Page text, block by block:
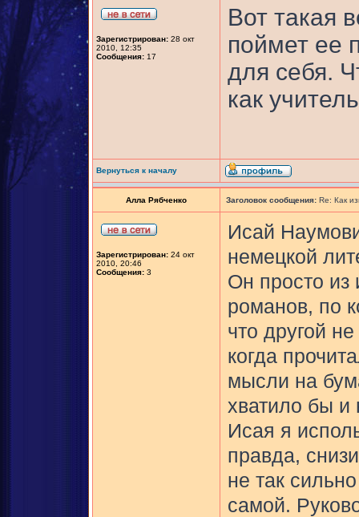
Зарегистрирован: 28 окт
2010, 12:35
Сообщения: 17
Вот такая
поймет ее
для себя.
как
Вернуться к началу
Алла Рябченко Заголовок сообщения: Re: Как
Зарегистрирован: 24 окт
2010, 20:46
Сообщения: 3
Исай
немецкой
Он просто из
романов, по
что другой
когда
мысли на
хватило бы
Исая я
правда,
не так
самой.